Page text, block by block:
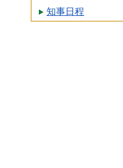
知事日程